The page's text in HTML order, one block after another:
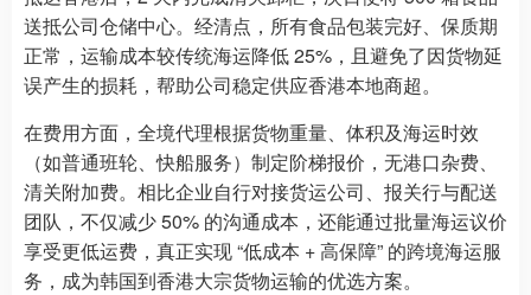
送抵公司仓储中心。经清点，所有食品包装完好、保质期
正常，运输成本较传统海运降低 25%，且避免了因货物延
误产生的损耗，帮助公司稳定供应香港本地商超。
在费用方面，全境代理根据货物重量、体积及海运时效
（如普通班轮、快船服务）制定阶梯报价，无港口杂费、
清关附加费。相比企业自行对接货运公司、报关行与配送
团队，不仅减少 50% 的沟通成本，还能通过批量海运议价
享受更低运费，真正实现 “低成本 + 高保障” 的跨境海运服
务，成为韩国到香港大宗货物运输的优选方案。